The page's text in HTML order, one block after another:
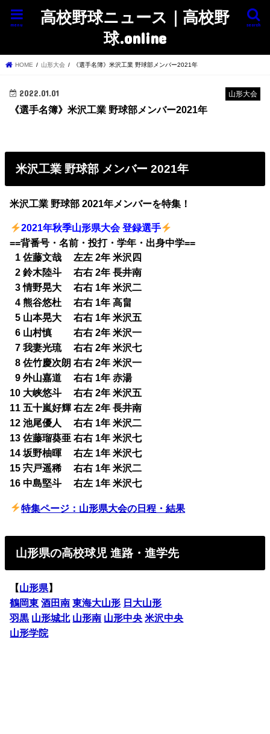
高校野球ニュース｜高校野
球.online
search
menu
HOME 山形大会 《選手名簿》米沢工業 野球部メンバー2021年
山形大会
2022.01.01
《選手名簿》米沢工業 野球部メンバー2021年
米沢工業 野球部 メンバー 2021年
米沢工業 野球部 2021年メンバーを特集！
2021年秋季山形県大会 登録選手
==背番号・名前・投打・学年・出身中学==
1 佐藤文哉 左左 2年 米沢四
02 鈴木陸斗 右右 2年 長井南
03 情野晃大 右右 1年 米沢二
04 熊谷悠杜 右右 1年 高畠
05 山本晃大 右右 1年 米沢五
06 山村慎 右右 2年 米沢一
07 我妻光琉 右右 2年 米沢七
08 佐竹慶次朗 右右 2年 米沢一
09 外山嘉道 右右 1年 赤湯
10 大峡悠斗 右右 2年 米沢五
11 五十嵐好輝 右左 2年 長井南
12 池尾優人 右右 1年 米沢二
13 佐藤瑠葵亜 右右 1年 米沢七
14 坂野柚暉 右左 1年 米沢七
15 宍戸遥稀 右右 1年 米沢二
16 中島堅斗 右左 1年 米沢七
特集ページ：山形県大会の日程・結果
山形県の高校球児 進路・進学先
【山形県】
鶴岡東 酒田南 東海大山形 日大山形
羽黒 山形城北 山形南 山形中央 米沢中央
山形学院